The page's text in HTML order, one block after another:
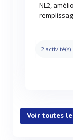
NL2,
2 activité(s)
Voir toutes